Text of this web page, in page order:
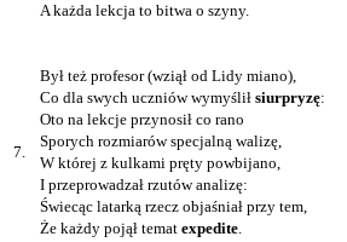
A każda lekcja to bitwa o szyny.
7.
Był też profesor (wziął od Lidy miano),
Co dla swych uczniów wymyślił siurpryzę:
Oto na lekcje przynosił co rano
Sporych rozmiarów specjalną walizę,
W której z kulkami pręty powbijano,
I przeprowadzał rzutów analizę:
Świecąc latarką rzecz objaśniał przy tem,
Że każdy pojął temat expedite.